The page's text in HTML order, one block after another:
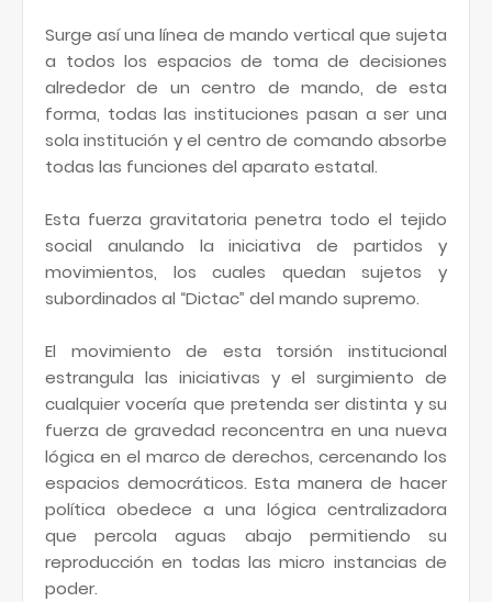
Surge así una línea de mando vertical que sujeta
a todos los espacios de toma de decisiones
alrededor de un centro de mando, de esta
forma, todas las instituciones pasan a ser una
sola institución y el centro de comando absorbe
todas las funciones del aparato estatal.
Esta fuerza gravitatoria penetra todo el tejido
social anulando la iniciativa de partidos y
movimientos, los cuales quedan sujetos y
subordinados al “Dictac” del mando supremo.
El movimiento de esta torsión institucional
estrangula las iniciativas y el surgimiento de
cualquier vocería que pretenda ser distinta y su
fuerza de gravedad reconcentra en una nueva
lógica en el marco de derechos, cercenando los
espacios democráticos. Esta manera de hacer
política obedece a una lógica centralizadora
que percola aguas abajo permitiendo su
reproducción en todas las micro instancias de
poder.